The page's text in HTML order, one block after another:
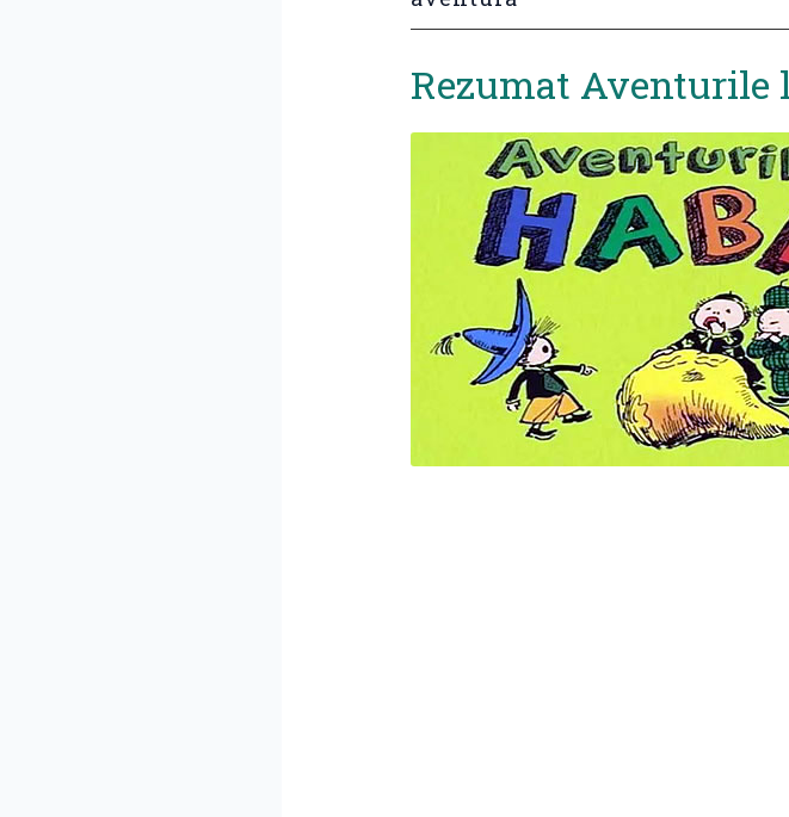
Rezumat Aventurile